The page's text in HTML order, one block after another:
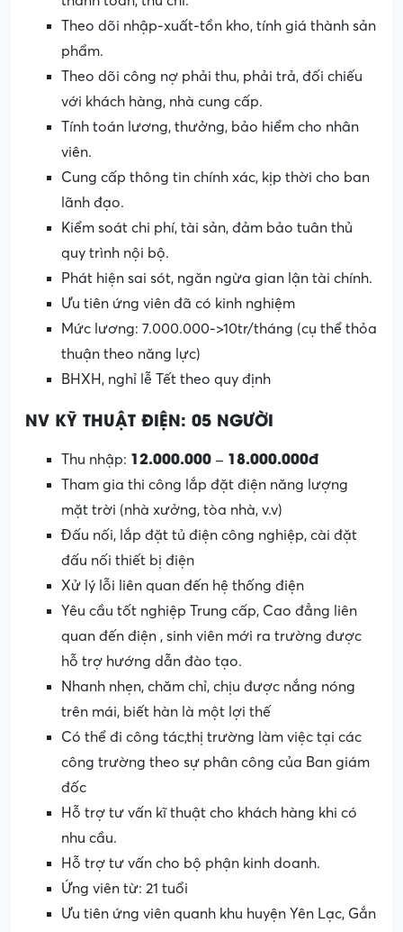
Theo dõi nhập-xuất-tồn kho, tính giá thành sản
phẩm.
Theo dõi công nợ phải thu, phải trả, đối chiếu
với khách hàng, nhà cung cấp.
Tính toán lương, thưởng, bảo hiểm cho nhân
viên.
Cung cấp thông tin chính xác, kịp thời cho ban
lãnh đạo.
Kiểm soát chi phí, tài sản, đảm bảo tuân thủ
quy trình nội bộ.
Phát hiện sai sót, ngăn ngừa gian lận tài chính.
Ưu tiên ứng viên đã có kinh nghiệm
Mức lương: 7.000.000->10tr/tháng (cụ thể thỏa
thuận theo năng lực)
BHXH, nghỉ lễ Tết theo quy định
NV KỸ THUẬT ĐIỆN: 05 NGƯỜI
Thu nhập: 12.000.000 – 18.000.000đ
Tham gia thi công lắp đặt điện năng lượng
mặt trời (nhà xưởng, tòa nhà, v.v)
Đấu nối, lắp đặt tủ điện công nghiệp, cài đặt
đấu nối thiết bị điện
Xử lý lỗi liên quan đến hệ thống điện
Yêu cầu tốt nghiệp Trung cấp, Cao đẳng liên
quan đến điện , sinh viên mới ra trường được
hỗ trợ hướng dẫn đào tạo.
Nhanh nhẹn, chăm chỉ, chịu được nắng nóng
trên mái, biết hàn là một lợi thế
Có thể đi công tác,thị trường làm việc tại các
công trường theo sự phân công của Ban giám
đốc
Hỗ trợ tư vấn kĩ thuật cho khách hàng khi có
nhu cầu.
Hỗ trợ tư vấn cho bộ phận kinh doanh.
Ứng viên từ: 21 tuổi
Ưu tiên ứng viên quanh khu huyện Yên Lạc, Gắn